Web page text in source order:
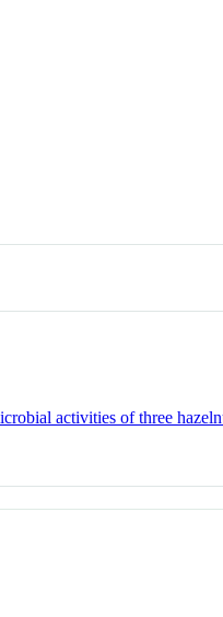
activities of three